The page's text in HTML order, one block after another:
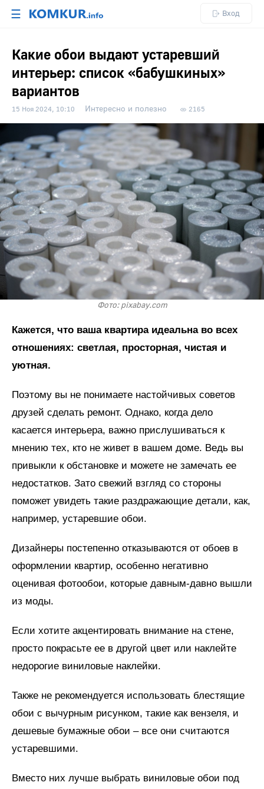
☰ Вход
Какие обои выдают устаревший
интерьер: список «бабушкиных»
вариантов
15 Ноя 2024, 10:10 Интересно и полезно 2165
Фото: pixabay.com
Кажется, что ваша квартира идеальна во всех
отношениях: светлая, просторная, чистая и
уютная.
Поэтому вы не понимаете настойчивых советов
друзей сделать ремонт. Однако, когда дело
касается интерьера, важно прислушиваться к
мнению тех, кто не живет в вашем доме. Ведь вы
привыкли к обстановке и можете не замечать ее
недостатков. Зато свежий взгляд со стороны
поможет увидеть такие раздражающие детали, как,
например, устаревшие обои.
Дизайнеры постепенно отказываются от обоев в
оформлении квартир, особенно негативно
оценивая фотообои, которые давным-давно вышли
из моды.
Если хотите акцентировать внимание на стене,
просто покрасьте ее в другой цвет или наклейте
недорогие виниловые наклейки.
Также не рекомендуется использовать блестящие
обои с вычурным рисунком, такие как вензеля, и
дешевые бумажные обои – все они считаются
устаревшими.
Вместо них лучше выбрать виниловые обои под